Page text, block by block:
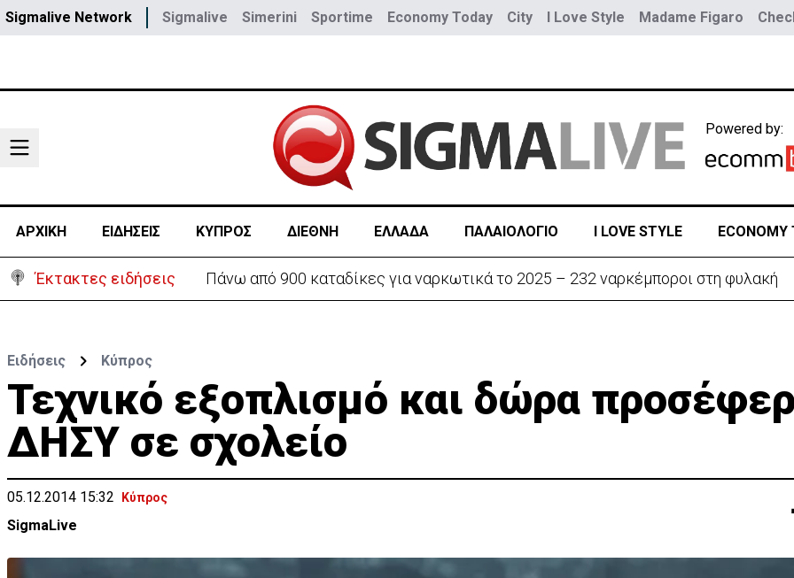
Sigmalive Network Sigmalive Simerini Sportime Economy Today City I Love Style Madame Figaro
Powered by:
ΑΡΧΙΚΗ ΕΙΔΗΣΕΙΣ ΚΥΠΡΟΣ ΔΙΕΘΝΗ ΕΛΛΑΔΑ ΠΑΛΑΙΟΛΟΓΙΟ I LOVE STYLE ECONOMY
Έκτακτες ειδήσεις Θέλει να ξαναζωντανέψει την «Corner» o Προύντζος - «Πληγώνει τις αναμνήσεις»
Ειδήσεις Κύπρος
Τεχνικό εξοπλισμό και δώρα
ΔΗΣΥ σε σχολείο
05.12.2014 15:32 Κύπρος
SigmaLive